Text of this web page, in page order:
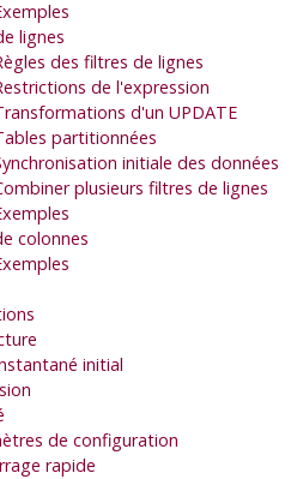
lignes
des filtres de lignes
de l'expression
d'un UPDATE
partitionnées
initiale des données
plusieurs filtres de lignes
colonnes
initial
de configuration
rapide